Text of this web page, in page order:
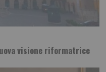
visione riformatrice